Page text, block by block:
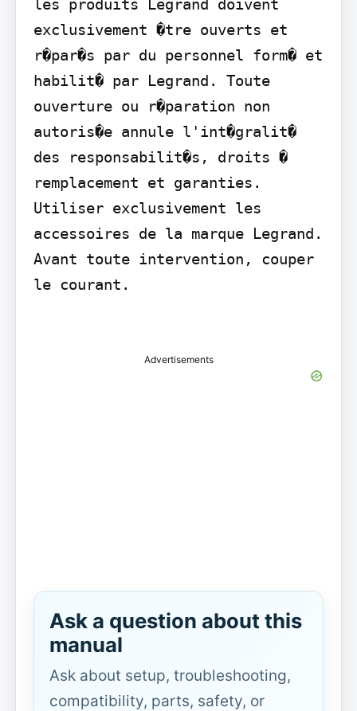
les produits Legrand doivent
exclusivement �tre ouverts et
r�par�s par du personnel form� et
habilit� par Legrand. Toute
ouverture ou r�paration non
autoris�e annule l'int�gralit�
des responsabilit�s, droits �
remplacement et garanties.
Utiliser exclusivement les
accessoires de la marque Legrand.
Avant toute intervention, couper
le courant.
Advertisements
Ask a question about this
manual
Ask about setup, troubleshooting,
compatibility, parts, safety, or